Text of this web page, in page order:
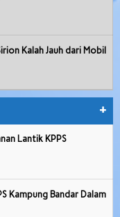
Kalah Jauh dari Mobil
+
Lantik KPPS
Kampung Bandar Dalam